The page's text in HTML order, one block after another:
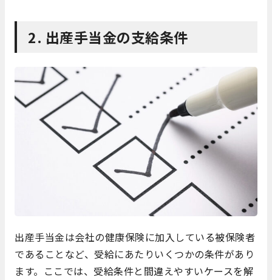
2. 出産手当金の支給条件
出産手当金は会社の健康保険に加入している被保険者
であることなど、受給にあたりいくつかの条件があり
ます。ここでは、受給条件と間違えやすいケースを解